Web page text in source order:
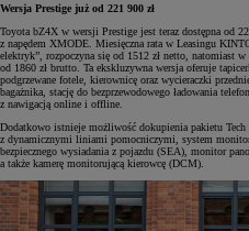
Wersja Prestige już od 221 900 zł
Toyota bZ4X w wersji Prestige jest teraz dostępna od
z napędem XMODE. Miesięczna rata w Leasingu
elektryk”, rozpoczyna się od 1512 zł netto, natomiast
od 1860 zł brutto. Ta ekskluzywna wersja oferuje
podgrzewane fotele, kierownicę oraz wycieraczki
bagażnika, stację do bezprzewodowego ładowania
z nawigacją online i offline.
Dodatkowo istnieje możliwość dokupienia pakietu
z dynamicznymi liniami pomocniczymi, system
bezpiecznego wysiadania z pojazdu (SEA), monitor
a także kamerę monitorującą kierowcę (DCM).